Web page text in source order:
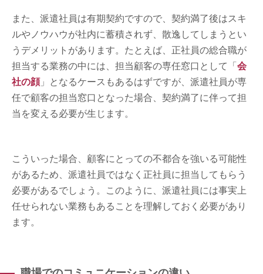
また、派遣社員は有期契約ですので、契約満了後はスキ
ルやノウハウが社内に蓄積されず、散逸してしまうとい
うデメリットがあります。たとえば、正社員の総合職が
担当する業務の中には、担当顧客の専任窓口として「 会
社の顔」となるケースもあるはずですが、派遣社員が専
任で顧客の担当窓口となった場合、契約満了に伴って担
当を変える必要が生じます。
こういった場合、顧客にとっての不都合を強いる可能性
があるため、派遣社員ではなく正社員に担当してもらう
必要があるでしょう。このように、派遣社員には事実上
任せられない業務もあることを理解しておく必要があり
ます。